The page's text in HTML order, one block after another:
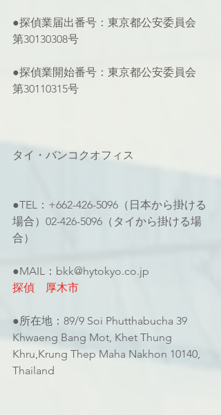
●探偵業届出番号：東京都公安委員会
第30130308号
●探偵業開始番号：東京都公安委員会
第30110315号
タイ・バンコクオフィス
●TEL：+662-426-5096（日本から掛ける
場合）02-426-5096（タイから掛ける場
合）
●MAIL：bkk@hytokyo.co.jp
探偵　厚木市
●所在地：89/9 Soi Phutthabucha 39
Khwaeng Bang Mot, Khet Thung
Khru,Krung Thep Maha Nakhon 10140,
Thailand